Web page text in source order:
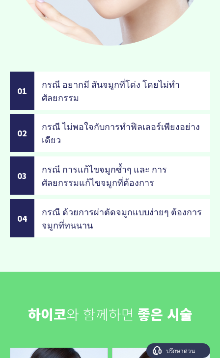
ปรึกษาด่วน
01
กรณี อยากมี สันจมูกที่โด่ง โดยไม่ทำ
ศัลยกรรม
02
กรณี ไม่พอใจกับการทำฟิลเลอร์เพียงอย่าง
เดียว
03
กรณี การแก้ไขจมูกซ้ำๆ และ การ
ศัลยกรรมแก้ไขจมูกที่ต้องการ
04
กรณี ด้วยการผ่าตัดจมูกแบบง่ายๆ ต้องการ
จมูกที่ทนนาน
하이코와 함께하면 좋은 시술